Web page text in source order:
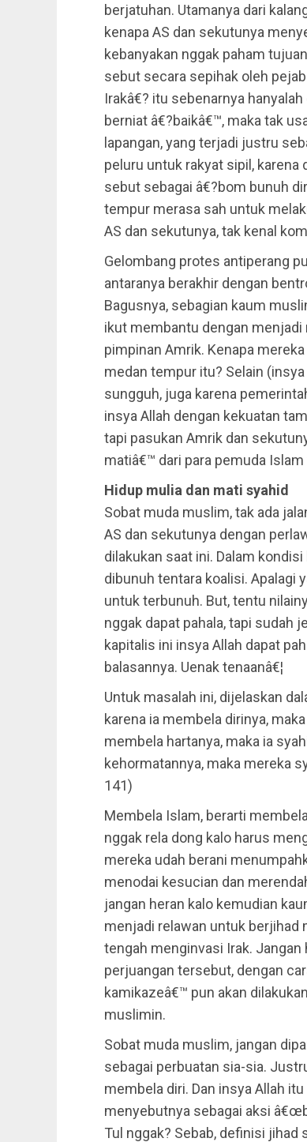
berjatuhan. Utamanya dari
kenapa AS dan sekutunya
kebanyakan nggak paham
sebut secara sepihak oleh
Irakâ€? itu sebenarnya
berniat â€?baikâ€™, maka tak
lapangan, yang terjadi justru
peluru untuk rakyat sipil, karena
sebut sebagai â€?bom bunuh
tempur merasa sah untuk
AS dan sekutunya, tak kenal
Gelombang protes antiperang
antaranya berakhir dengan
Bagusnya, sebagian kaum
ikut membantu dengan
pimpinan Amrik. Kenapa
medan tempur itu? Selain
sungguh, juga karena
insya Allah dengan kekuatan
tapi pasukan Amrik dan
matiâ€™ dari para pemuda
Hidup mulia dan mati syahid
Sobat muda muslim, tak ada
AS dan sekutunya dengan
dilakukan saat ini. Dalam
dibunuh tentara koalisi. Apalagi
untuk terbunuh. But, tentu
nggak dapat pahala, tapi sudah
kapitalis ini insya Allah dapat
balasannya. Uenak tenaanâ€¦
Untuk masalah ini, dijelaskan
karena ia membela dirinya,
membela hartanya, maka ia
kehormatannya, maka mereka
141)
Membela Islam, berarti
nggak rela dong kalo harus
mereka udah berani
menodai kesucian dan
jangan heran kalo kemudian
menjadi relawan untuk berjihad
tengah menginvasi Irak. Jangan
perjuangan tersebut, dengan
kamikazeâ€™ pun akan
muslimin.
Sobat muda muslim, jangan
sebagai perbuatan sia-sia.
membela diri. Dan insya Allah
menyebutnya sebagai aksi
Tul nggak? Sebab, definisi